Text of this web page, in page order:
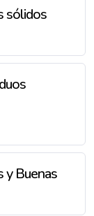
sólidos
y Buenas